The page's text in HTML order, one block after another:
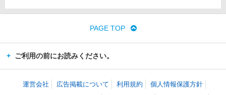
PAGE TOP
ご利用の前にお読みください。
運営会社 広告掲載について 利用規約 個人情報保護方針